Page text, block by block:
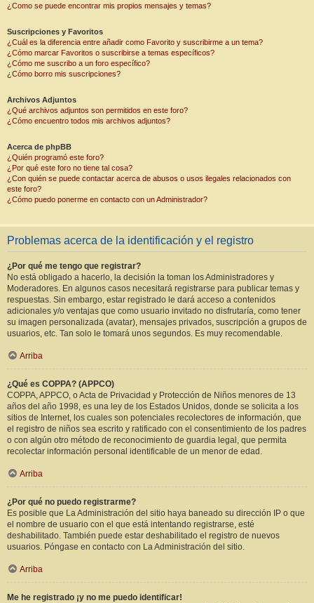
¿Como se puede encontrar mis propios mensajes y temas?
Suscripciones y Favoritos
¿Cuál es la diferencia entre añadir como Favorito y suscribirme a un tema?
¿Cómo marcar Favoritos o suscribirse a temas específicos?
¿Cómo me suscribo a un foro específico?
¿Cómo borro mis suscripciones?
Archivos Adjuntos
¿Qué archivos adjuntos son permitidos en este foro?
¿Cómo encuentro todos mis archivos adjuntos?
Acerca de phpBB
¿Quién programó este foro?
¿Por qué este foro no tiene tal cosa?
¿Con quién se puede contactar acerca de abusos o usos ilegales relacionados con
este foro?
¿Cómo puedo ponerme en contacto con un Administrador?
Problemas acerca de la identificación y el registro
¿Por qué me tengo que registrar?
No está obligado a hacerlo, la decisión la toman los Administradores y
Moderadores. En algunos casos necesitará registrarse para publicar temas y
respuestas. Sin embargo, estar registrado le dará acceso a contenidos
adicionales y/o ventajas que como usuario invitado no disfrutaría, como tener
su imagen personalizada (avatar), mensajes privados, suscripción a grupos de
usuarios, etc. Tan solo le tomará unos segundos. Es muy recomendable.
Arriba
¿Qué es COPPA? (APPCO)
COPPA, APPCO, o Acta de Privacidad y Protección de Niños menores de 13
años del año 1998, es una ley de los Estados Unidos, donde se solicita a los
sitios de Internet, los cuales son potenciales recolectores de información, que
el registro de niños sea escrito y ratificado con el consentimiento de los padres
o con algún otro método de reconocimiento de guardia legal, que permita
recolectar información personal identificable de un menor de edad.
Arriba
¿Por qué no puedo registrarme?
Es posible que La Administración del sitio haya baneado su dirección IP o que
el nombre de usuario con el que está intentando registrarse, esté
deshabilitado. También puede estar deshabilitado el registro de nuevos
usuarios. Póngase en contacto con La Administración del sitio.
Arriba
Me he registrado ¡y no me puedo identificar!